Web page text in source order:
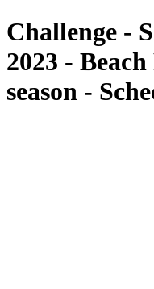
Challenge -
2023 -
season -